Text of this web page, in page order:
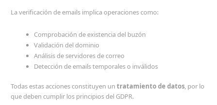
La verificación de emails implica operaciones como:
Comprobación de existencia del buzón
Validación del dominio
Análisis de servidores de correo
Detección de emails temporales o inválidos
Todas estas acciones constituyen untratamiento de datos, por lo
que deben cumplir los principios del GDPR.